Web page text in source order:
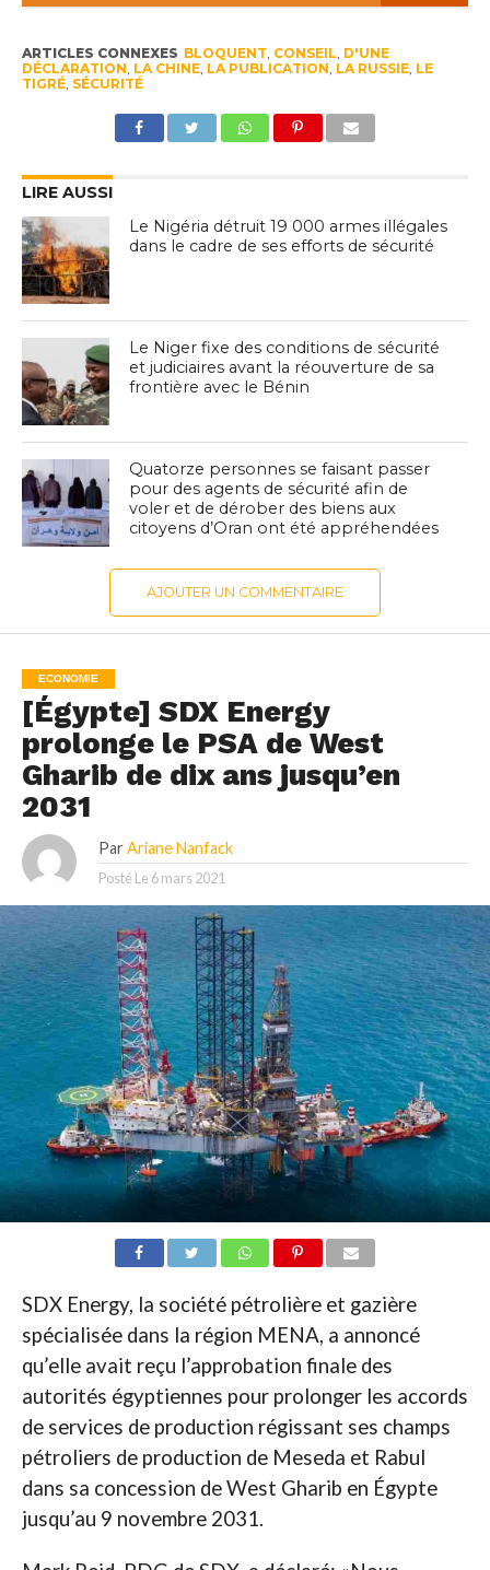
ARTICLES CONNEXES BLOQUENT CONSEIL D'UNE
DÉCLARATION LA CHINE, LA PUBLICATION LA RUSSIE, LE
TIGRÉ, SÉCURITÉ
LIRE AUSSI
Le Nigéria détruit 19 000 armes illégales
dans le cadre de ses efforts de sécurité
Le Niger fixe des conditions de sécurité
et judiciaires avant la réouverture de sa
frontière avec le Bénin
Quatorze personnes se faisant passer
pour des agents de sécurité afin de
voler et de dérober des biens aux
citoyens d’Oran ont été appréhendées
AJOUTER UN COMMENTAIRE
ECONOMIE
[Égypte] SDX Energy
prolonge le PSA de West
Gharib de dix ans jusqu’en
2031
Par Ariane Nanfack
Posté Le 6 mars 2021
SDX Energy, la société pétrolière et gazière
spécialisée dans la région MENA, a annoncé
qu’elle avait reçu l’approbation finale des
autorités égyptiennes pour prolonger les accords
de services de production régissant ses champs
pétroliers de production de Meseda et Rabul
dans sa concession de West Gharib en Égypte
jusqu’au 9 novembre 2031.